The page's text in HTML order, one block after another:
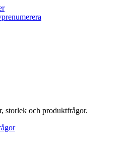
storlek och produktfrågor.